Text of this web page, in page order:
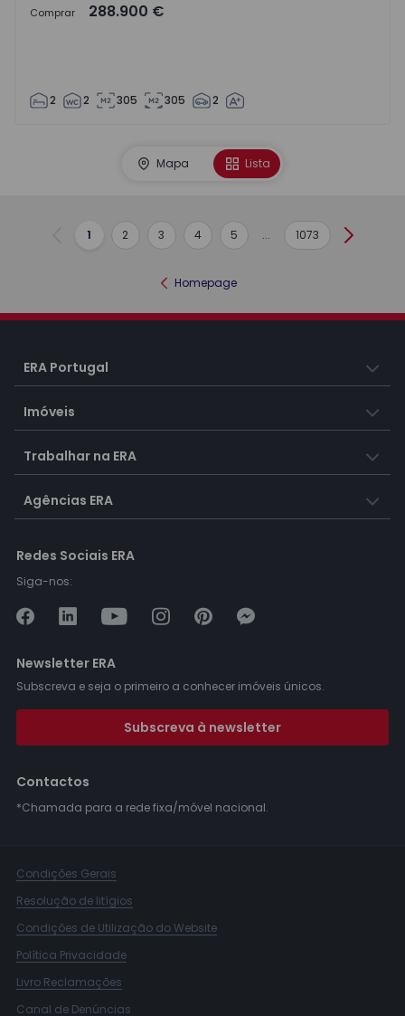
Comprar 288.900 €
2 2 305 305 2
Mapa Lista
Anterior
1 2 3 4 5 ... 1073
Homepage
ERA Portugal
Imóveis
Trabalhar na ERA
Agências ERA
Redes Sociais ERA
Siga-nos:
Newsletter ERA
Subscreva e seja o primeiro a conhecer imóveis únicos.
Subscreva à newsletter
Contactos
*Chamada para a rede fixa/móvel nacional.
Condições Gerais
Resolução de litígios
Condições de Utilização do Website
Política Privacidade
Livro Reclamações
Canal de Denúncias